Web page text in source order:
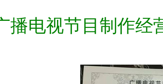
播电视节目制作经